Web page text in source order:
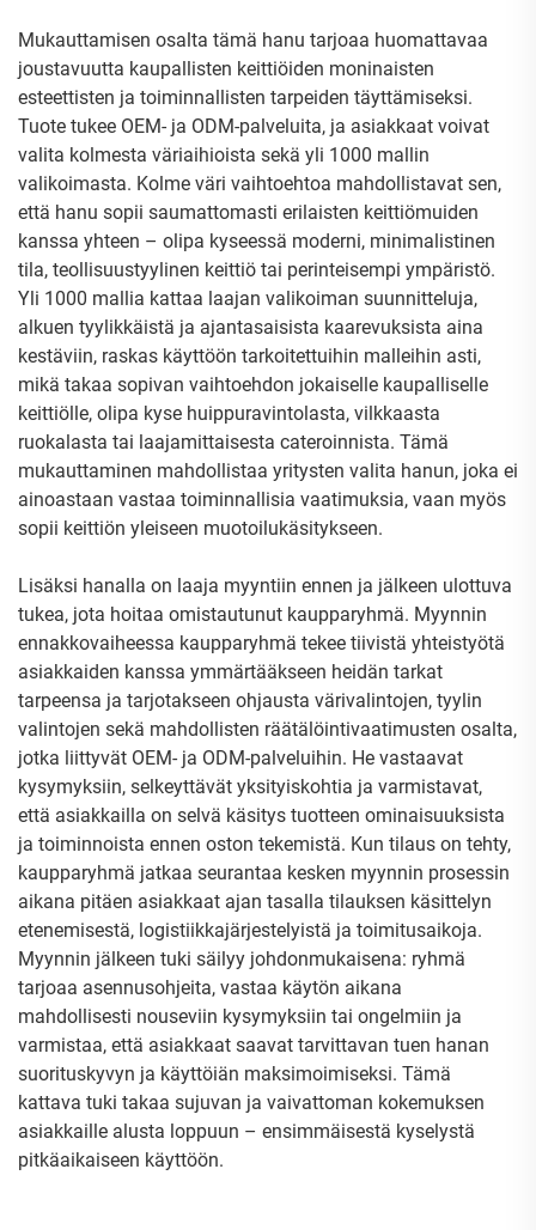
Mukauttamisen osalta tämä hanu tarjoaa huomattavaa
joustavuutta kaupallisten keittiöiden moninaisten
esteettisten ja toiminnallisten tarpeiden täyttämiseksi.
Tuote tukee OEM- ja ODM-palveluita, ja asiakkaat voivat
valita kolmesta väriaihioista sekä yli 1000 mallin
valikoimasta. Kolme väri vaihtoehtoa mahdollistavat sen,
että hanu sopii saumattomasti erilaisten keittiömuiden
kanssa yhteen – olipa kyseessä moderni, minimalistinen
tila, teollisuustyylinen keittiö tai perinteisempi ympäristö.
Yli 1000 mallia kattaa laajan valikoiman suunnitteluja,
alkuen tyylikkäistä ja ajantasaisista kaarevuksista aina
kestäviin, raskas käyttöön tarkoitettuihin malleihin asti,
mikä takaa sopivan vaihtoehdon jokaiselle kaupalliselle
keittiölle, olipa kyse huippuravintolasta, vilkkaasta
ruokalasta tai laajamittaisesta cateroinnista. Tämä
mukauttaminen mahdollistaa yritysten valita hanun, joka ei
ainoastaan vastaa toiminnallisia vaatimuksia, vaan myös
sopii keittiön yleiseen muotoilukäsitykseen.
Lisäksi hanalla on laaja myyntiin ennen ja jälkeen ulottuva
tukea, jota hoitaa omistautunut kaupparyhmä. Myynnin
ennakkovaiheessa kaupparyhmä tekee tiivistä yhteistyötä
asiakkaiden kanssa ymmärtääkseen heidän tarkat
tarpeensa ja tarjotakseen ohjausta värivalintojen, tyylin
valintojen sekä mahdollisten räätälöintivaatimusten osalta,
jotka liittyvät OEM- ja ODM-palveluihin. He vastaavat
kysymyksiin, selkeyttävät yksityiskohtia ja varmistavat,
että asiakkailla on selvä käsitys tuotteen ominaisuuksista
ja toiminnoista ennen oston tekemistä. Kun tilaus on tehty,
kaupparyhmä jatkaa seurantaa kesken myynnin prosessin
aikana pitäen asiakkaat ajan tasalla tilauksen käsittelyn
etenemisestä, logistiikkajärjestelyistä ja toimitusaikoja.
Myynnin jälkeen tuki säilyy johdonmukaisena: ryhmä
tarjoaa asennusohjeita, vastaa käytön aikana
mahdollisesti nouseviin kysymyksiin tai ongelmiin ja
varmistaa, että asiakkaat saavat tarvittavan tuen hanan
suorituskyvyn ja käyttöiän maksimoimiseksi. Tämä
kattava tuki takaa sujuvan ja vaivattoman kokemuksen
asiakkaille alusta loppuun – ensimmäisestä kyselystä
pitkäaikaiseen käyttöön.